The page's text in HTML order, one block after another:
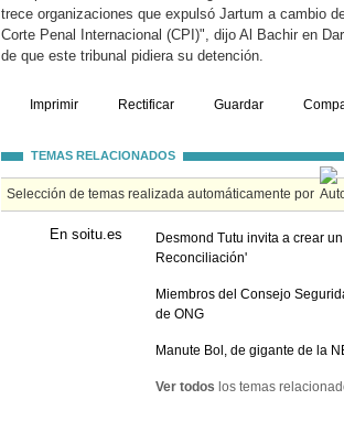
trece organizaciones que expulsó Jartum a cambio
Corte Penal Internacional (CPI)", dijo Al Bachir en
de que este tribunal pidiera su detención.
Imprimir Rectificar Guardar
TEMAS RELACIONADOS
Selección de temas realizada automáticamente por
En soitu.es
Desmond Tutu invita a crear
Reconciliación'
Miembros del Consejo
de ONG
Manute Bol, de gigante de la
Ver todos los temas